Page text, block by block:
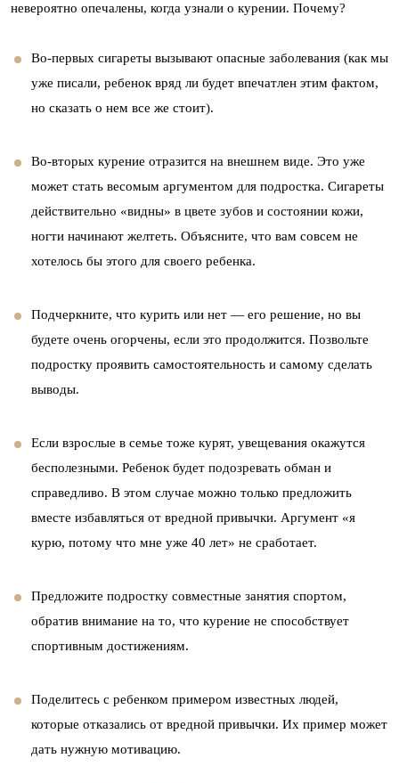
невероятно опечалены, когда узнали о курении. Почему?
Во-первых сигареты вызывают опасные заболевания (как мы
уже писали, ребенок вряд ли будет впечатлен этим фактом,
но сказать о нем все же стоит).
Во-вторых курение отразится на внешнем виде. Это уже
может стать весомым аргументом для подростка. Сигареты
действительно «видны» в цвете зубов и состоянии кожи,
ногти начинают желтеть. Объясните, что вам совсем не
хотелось бы этого для своего ребенка.
Подчеркните, что курить или нет — его решение, но вы
будете очень огорчены, если это продолжится. Позвольте
подростку проявить самостоятельность и самому сделать
выводы.
Если взрослые в семье тоже курят, увещевания окажутся
бесполезными. Ребенок будет подозревать обман и
справедливо. В этом случае можно только предложить
вместе избавляться от вредной привычки. Аргумент «я
курю, потому что мне уже 40 лет» не сработает.
Предложите подростку совместные занятия спортом,
обратив внимание на то, что курение не способствует
спортивным достижениям.
Поделитесь с ребенком примером известных людей,
которые отказались от вредной привычки. Их пример может
дать нужную мотивацию.